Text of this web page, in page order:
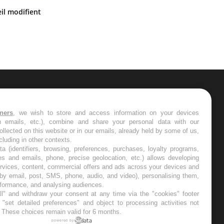
modifient
les semaines les meilleures
, we wish to store and access information on your devices
emails, etc.), combine and share your personal data with our
on this website or in our emails, already held by some of us,
in other contexts.
(identifiers, browsing, preferences, purchases, loyalty programs,
and emails, phone, precise geolocation, etc.) allows developing
content, commercial offers and ads across your devices and
email, post, SMS, phone, audio, and video), personalising them,
and analysing audiences.
and withdraw your consent at any time via the "cookies" footer
detailed preferences" and object to processing activities not
choices remain valid for 6 months.
powered by